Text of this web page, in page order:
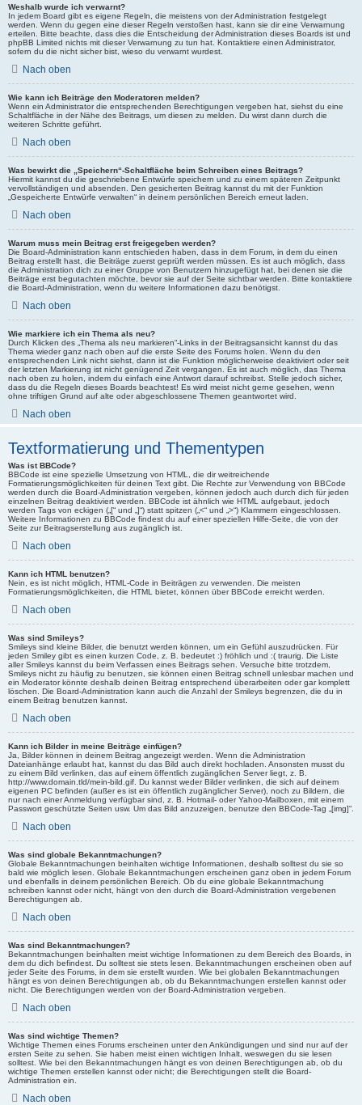
Weshalb wurde ich verwarnt?
In jedem Board gibt es eigene Regeln, die meistens von der Administration festgelegt
werden. Wenn du gegen eine dieser Regeln verstoßen hast, kann sie dir eine Verwarnung
erteilen. Bitte beachte, dass dies die Entscheidung der Administration dieses Boards ist und
phpBB Limited nichts mit dieser Verwarnung zu tun hat. Kontaktiere einen Administrator,
sofern du die nicht sicher bist, wieso du verwarnt wurdest.
Nach oben
Wie kann ich Beiträge den Moderatoren melden?
Wenn ein Administrator die entsprechenden Berechtigungen vergeben hat, siehst du eine
Schaltfläche in der Nähe des Beitrags, um diesen zu melden. Du wirst dann durch die
weiteren Schritte geführt.
Nach oben
Was bewirkt die „Speichern“-Schaltfläche beim Schreiben eines Beitrags?
Hiermit kannst du die geschriebene Entwürfe speichern und zu einem späteren Zeitpunkt
vervollständigen und absenden. Den gesicherten Beitrag kannst du mit der Funktion
„Gespeicherte Entwürfe verwalten“ in deinem persönlichen Bereich erneut laden.
Nach oben
Warum muss mein Beitrag erst freigegeben werden?
Die Board-Administration kann entschieden haben, dass in dem Forum, in dem du einen
Beitrag erstellt hast, die Beiträge zuerst geprüft werden müssen. Es ist auch möglich, dass
die Administration dich zu einer Gruppe von Benutzern hinzugefügt hat, bei denen sie die
Beiträge erst begutachten möchte, bevor sie auf der Seite sichtbar werden. Bitte kontaktiere
die Board-Administration, wenn du weitere Informationen dazu benötigst.
Nach oben
Wie markiere ich ein Thema als neu?
Durch Klicken des „Thema als neu markieren“-Links in der Beitragsansicht kannst du das
Thema wieder ganz nach oben auf die erste Seite des Forums holen. Wenn du den
entsprechenden Link nicht siehst, dann ist die Funktion möglicherweise deaktiviert oder seit
der letzten Markierung ist nicht genügend Zeit vergangen. Es ist auch möglich, das Thema
nach oben zu holen, indem du einfach eine Antwort darauf schreibst. Stelle jedoch sicher,
dass du die Regeln dieses Boards beachtest! Es wird meist nicht gerne gesehen, wenn
ohne triftigen Grund auf alte oder abgeschlossene Themen geantwortet wird.
Nach oben
Textformatierung und Thementypen
Was ist BBCode?
BBCode ist eine spezielle Umsetzung von HTML, die dir weitreichende
Formatierungsmöglichkeiten für deinen Text gibt. Die Rechte zur Verwendung von BBCode
werden durch die Board-Administration vergeben, können jedoch auch durch dich für jeden
einzelnen Beitrag deaktiviert werden. BBCode ist ähnlich wie HTML aufgebaut, jedoch
werden Tags von eckigen („[“ und „]“) statt spitzen („<“ und „>“) Klammern eingeschlossen.
Weitere Informationen zu BBCode findest du auf einer speziellen Hilfe-Seite, die von der
Seite zur Beitragserstellung aus zugänglich ist.
Nach oben
Kann ich HTML benutzen?
Nein, es ist nicht möglich, HTML-Code in Beiträgen zu verwenden. Die meisten
Formatierungsmöglichkeiten, die HTML bietet, können über BBCode erreicht werden.
Nach oben
Was sind Smileys?
Smileys sind kleine Bilder, die benutzt werden können, um ein Gefühl auszudrücken. Für
jeden Smiley gibt es einen kurzen Code, z. B. bedeutet :) fröhlich und :( traurig. Die Liste
aller Smileys kannst du beim Verfassen eines Beitrags sehen. Versuche bitte trotzdem,
Smileys nicht zu häufig zu benutzen, sie können einen Beitrag schnell unlesbar machen und
ein Moderator könnte deshalb deinen Beitrag entsprechend überarbeiten oder gar komplett
löschen. Die Board-Administration kann auch die Anzahl der Smileys begrenzen, die du in
einem Beitrag benutzen kannst.
Nach oben
Kann ich Bilder in meine Beiträge einfügen?
Ja, Bilder können in deinem Beitrag angezeigt werden. Wenn die Administration
Dateianhänge erlaubt hat, kannst du das Bild auch direkt hochladen. Ansonsten musst du
zu einem Bild verlinken, das auf einem öffentlich zugänglichen Server liegt, z. B.
http://www.domain.tld/mein-bild.gif. Du kannst weder Bilder verlinken, die sich auf deinem
eigenen PC befinden (außer es ist ein öffentlich zugänglicher Server), noch zu Bildern, die
nur nach einer Anmeldung verfügbar sind, z. B. Hotmail- oder Yahoo-Mailboxen, mit einem
Passwort geschützte Seiten usw. Um das Bild anzuzeigen, benutze den BBCode-Tag „[img]“.
Nach oben
Was sind globale Bekanntmachungen?
Globale Bekanntmachungen beinhalten wichtige Informationen, deshalb solltest du sie so
bald wie möglich lesen. Globale Bekanntmachungen erscheinen ganz oben in jedem Forum
und ebenfalls in deinem persönlichen Bereich. Ob du eine globale Bekanntmachung
schreiben kannst oder nicht, hängt von den durch die Board-Administration vergebenen
Berechtigungen ab.
Nach oben
Was sind Bekanntmachungen?
Bekanntmachungen beinhalten meist wichtige Informationen zu dem Bereich des Boards, in
dem du dich befindest. Du solltest sie stets lesen. Bekanntmachungen erscheinen oben auf
jeder Seite des Forums, in dem sie erstellt wurden. Wie bei globalen Bekanntmachungen
hängt es von deinen Berechtigungen ab, ob du Bekanntmachungen erstellen kannst oder
nicht. Die Berechtigungen werden von der Board-Administration vergeben.
Nach oben
Was sind wichtige Themen?
Wichtige Themen eines Forums erscheinen unter den Ankündigungen und sind nur auf der
ersten Seite zu sehen. Sie haben meist einen wichtigen Inhalt, weswegen du sie lesen
solltest. Wie bei den Bekanntmachungen hängt es von deinen Berechtigungen ab, ob du
wichtige Themen erstellen kannst oder nicht; die Berechtigungen stellt die Board-
Administration ein.
Nach oben